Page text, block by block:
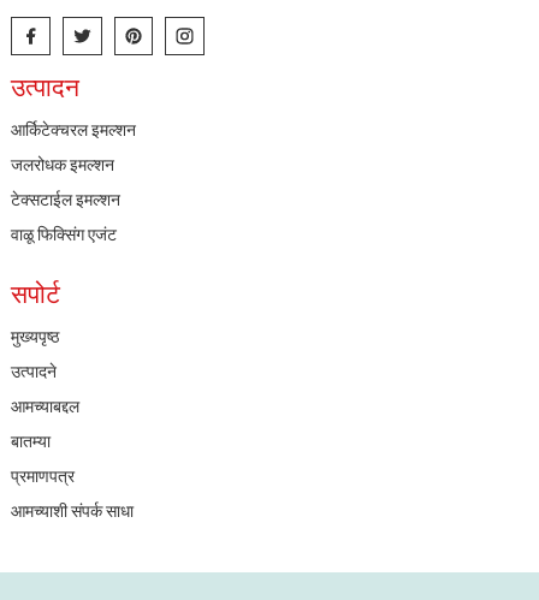
उत्पादन
आर्किटेक्चरल इमल्शन
जलरोधक इमल्शन
टेक्सटाईल इमल्शन
वाळू फिक्सिंग एजंट
सपोर्ट
मुख्यपृष्ठ
उत्पादने
आमच्याबद्दल
बातम्या
प्रमाणपत्र
आमच्याशी संपर्क साधा